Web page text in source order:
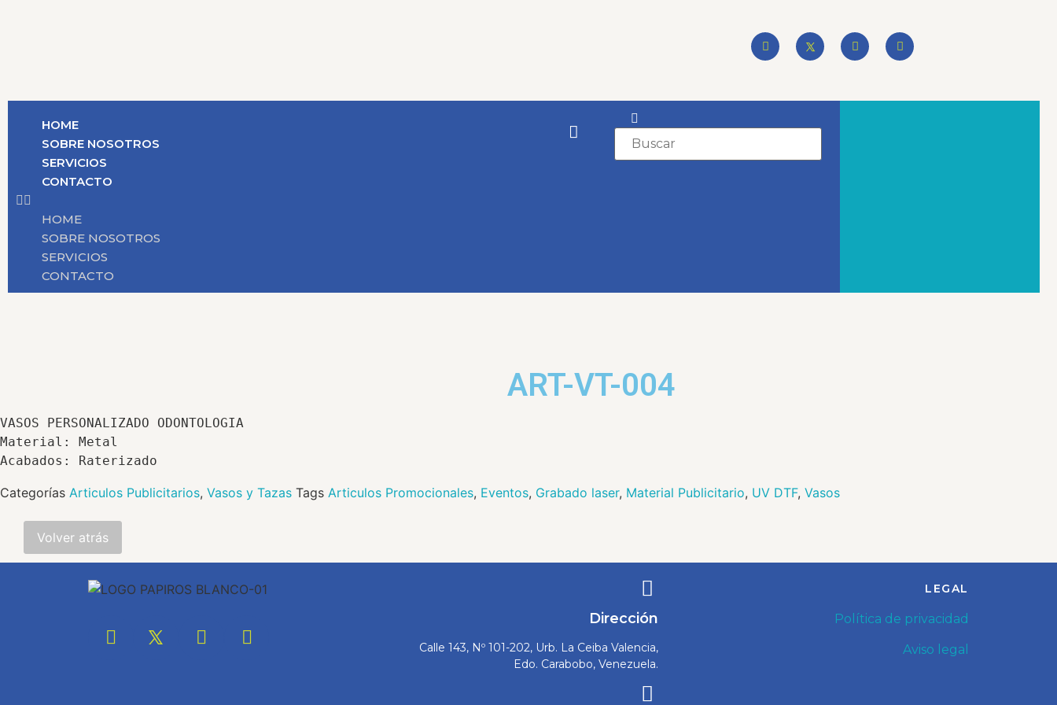
HOME
SOBRE NOSOTROS
SERVICIOS
CONTACTO
HOME
SOBRE NOSOTROS
SERVICIOS
CONTACTO
ART-VT-004
VASOS PERSONALIZADO ODONTOLOGIA
Material: Metal
Categorías Articulos Publicitarios, Vasos y Tazas Tags Articulos Promocionales, Eventos, Grabado laser, Material Publicitario, UV DTF, Vasos
Dirección
Calle 143, Nº 101-202, Urb. La Ceiba Valencia,
Edo. Carabobo, Venezuela.
LEGAL
Política de privacidad
Aviso legal